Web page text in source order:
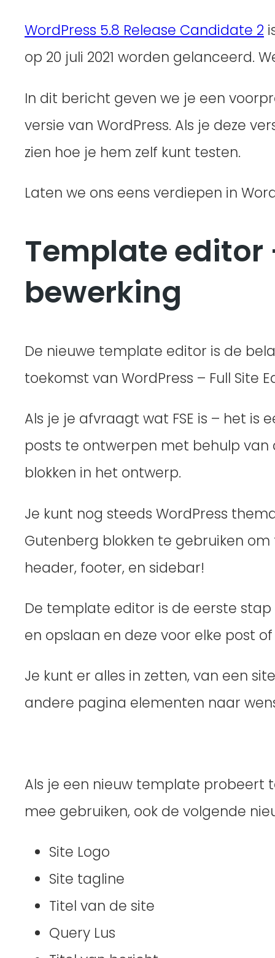
WordPress 5.8 Release Candidate 2
op 20 juli 2021 worden gelanceerd.
In dit bericht geven we je een
versie van WordPress. Als je deze
zien hoe je hem zelf kunt testen.
Laten we ons eens verdiepen in
Template editor
bewerking
De nieuwe template editor is de
toekomst van WordPress – Full Site
Als je je afvraagt wat FSE is – het is
posts te ontwerpen met behulp
blokken in het ontwerp.
Je kunt nog steeds WordPress
Gutenberg blokken te gebruiken
header, footer, en sidebar!
De template editor is de eerste
en opslaan en deze voor elke post
Je kunt er alles in zetten, van een
andere pagina elementen naar
Als je een nieuw template probeert
mee gebruiken, ook de volgende
Site Logo
Site tagline
Titel van de site
Query Lus